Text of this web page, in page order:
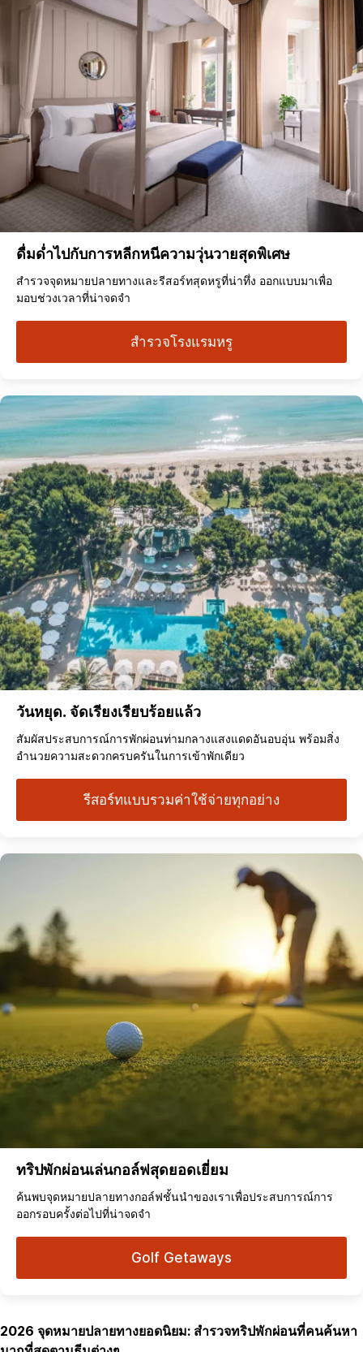
ดื่มด่ำไปกับการหลีกหนีความวุ่นวายสุดพิเศษ
สำรวจจุดหมายปลายทางและรีสอร์ทสุดหรูที่น่าทึ่ง ออกแบบมาเพื่อ
มอบช่วงเวลาที่น่าจดจำ
สำรวจโรงแรมหรู
วันหยุด. จัดเรียงเรียบร้อยแล้ว
สัมผัสประสบการณ์การพักผ่อนท่ามกลางแสงแดดอันอบอุ่น พร้อมสิ่ง
อำนวยความสะดวกครบครันในการเข้าพักเดียว
รีสอร์ทแบบรวมค่าใช้จ่ายทุกอย่าง
ทริปพักผ่อนเล่นกอล์ฟสุดยอดเยี่ยม
ค้นพบจุดหมายปลายทางกอล์ฟชั้นนำของเราเพื่อประสบการณ์การ
ออกรอบครั้งต่อไปที่น่าจดจำ
Golf Getaways
2026 จุดหมายปลายทางยอดนิยม: สำรวจทริปพักผ่อนที่คนค้นหา